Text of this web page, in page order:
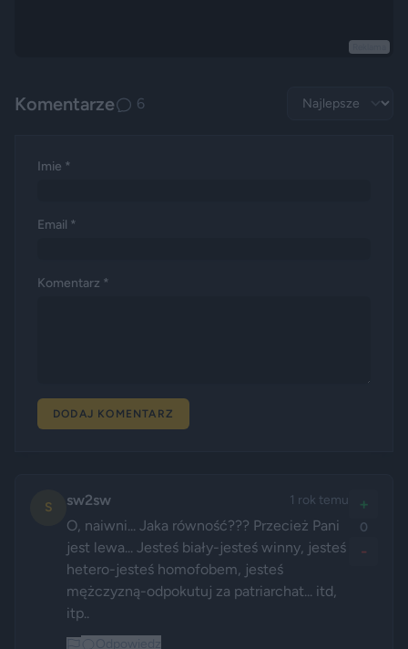
Komentarze 6
Imie *
Email *
Komentarz *
DODAJ KOMENTARZ
S sw2sw 1 rok temu
O, naiwni... Jaka równość??? Przecież Pani
jest lewa... Jesteś biały-jesteś winny, jesteś
hetero-jesteś homofobem, jesteś
mężczyzną-odpokutuj za patriarchat... itd,
itp..
+
0
-